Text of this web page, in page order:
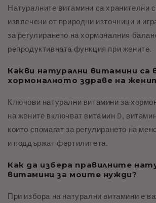
Натуралните витамини са хранителни
извлечени от природни източници и
за регулирането на хормоналния
репродуктивната функция при жените.
Какви натурални витамини са
хормоналното здраве на
Ключови натурални витамини за
на жените включват витамин D,
които спомагат за регулирането на
и поддържат фертилитета.
Как да избера правилните
витамини за моите нужди?
При избора на натурални витамини е